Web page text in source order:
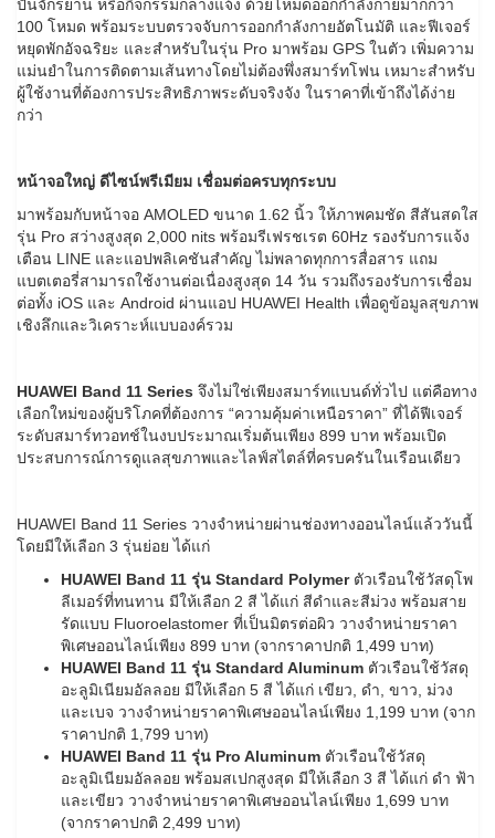
ปั่นจักรยาน หรือกิจกรรมกลางแจ้ง ด้วยโหมดออกกำลังกายมากกว่า
100 โหมด พร้อมระบบตรวจจับการออกกำลังกายอัตโนมัติ และฟีเจอร์
หยุดพักอัจฉริยะ และสำหรับในรุ่น Pro มาพร้อม GPS ในตัว เพิ่มความ
แม่นยำในการติดตามเส้นทางโดยไม่ต้องพึ่งสมาร์ทโฟน เหมาะสำหรับ
ผู้ใช้งานที่ต้องการประสิทธิภาพระดับจริงจัง ในราคาที่เข้าถึงได้ง่าย
กว่า
หน้าจอใหญ่ ดีไซน์พรีเมียม เชื่อมต่อครบทุกระบบ
มาพร้อมกับหน้าจอ AMOLED ขนาด 1.62 นิ้ว ให้ภาพคมชัด สีสันสดใส
รุ่น Pro สว่างสูงสุด 2,000 nits พร้อมรีเฟรชเรต 60Hz รองรับการแจ้ง
เตือน LINE และแอปพลิเคชันสำคัญ ไม่พลาดทุกการสื่อสาร แถม
แบตเตอรี่สามารถใช้งานต่อเนื่องสูงสุด 14 วัน รวมถึงรองรับการเชื่อม
ต่อทั้ง iOS และ Android ผ่านแอป HUAWEI Health เพื่อดูข้อมูลสุขภาพ
เชิงลึกและวิเคราะห์แบบองค์รวม
HUAWEI Band 11 Series จึงไม่ใช่เพียงสมาร์ทแบนด์ทั่วไป แต่คือทาง
เลือกใหม่ของผู้บริโภคที่ต้องการ “ความคุ้มค่าเหนือราคา” ที่ได้ฟีเจอร์
ระดับสมาร์ทวอทช์ในงบประมาณเริ่มต้นเพียง 899 บาท พร้อมเปิด
ประสบการณ์การดูแลสุขภาพและไลฟ์สไตล์ที่ครบครันในเรือนเดียว
HUAWEI Band 11 Series วางจำหน่ายผ่านช่องทางออนไลน์แล้ววันนี้
โดยมีให้เลือก 3 รุ่นย่อย ได้แก่
HUAWEI Band 11 รุ่น Standard Polymerตัวเรือนใช้วัสดุโพ
ลีเมอร์ที่ทนทาน มีให้เลือก 2 สี ได้แก่ สีดำและสีม่วง พร้อมสาย
รัดแบบ Fluoroelastomer ที่เป็นมิตรต่อผิว วางจำหน่ายราคา
พิเศษออนไลน์เพียง 899 บาท (จากราคาปกติ 1,499 บาท)
HUAWEI Band 11 รุ่น Standard Aluminum ตัวเรือนใช้วัสดุ
อะลูมิเนียมอัลลอย มีให้เลือก 5 สี ได้แก่ เขียว, ดำ, ขาว, ม่วง
และเบจ วางจำหน่ายราคาพิเศษออนไลน์เพียง 1,199 บาท (จาก
ราคาปกติ 1,799 บาท)
HUAWEI Band 11 รุ่น Pro Aluminum ตัวเรือนใช้วัสดุ
อะลูมิเนียมอัลลอย พร้อมสเปกสูงสุด มีให้เลือก 3 สี ได้แก่ ดำ ฟ้า
และเขียว วางจำหน่ายราคาพิเศษออนไลน์เพียง 1,699 บาท
(จากราคาปกติ 2,499 บาท)